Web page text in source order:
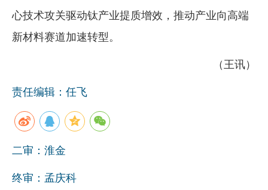
心技术攻关驱动钛产业提质增效，推动产业向高端
新材料赛道加速转型。
（王讯）
责任编辑：任飞
二审：淮金
终审：孟庆科